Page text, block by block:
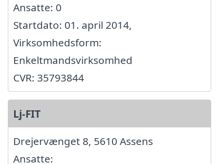
Ansatte: 0
Startdato: 01. april 2014,
Virksomhedsform:
Enkeltmandsvirksomhed
CVR: 35793844
Lj-FIT
Drejervænget 8, 5610 Assens
Ansatte: